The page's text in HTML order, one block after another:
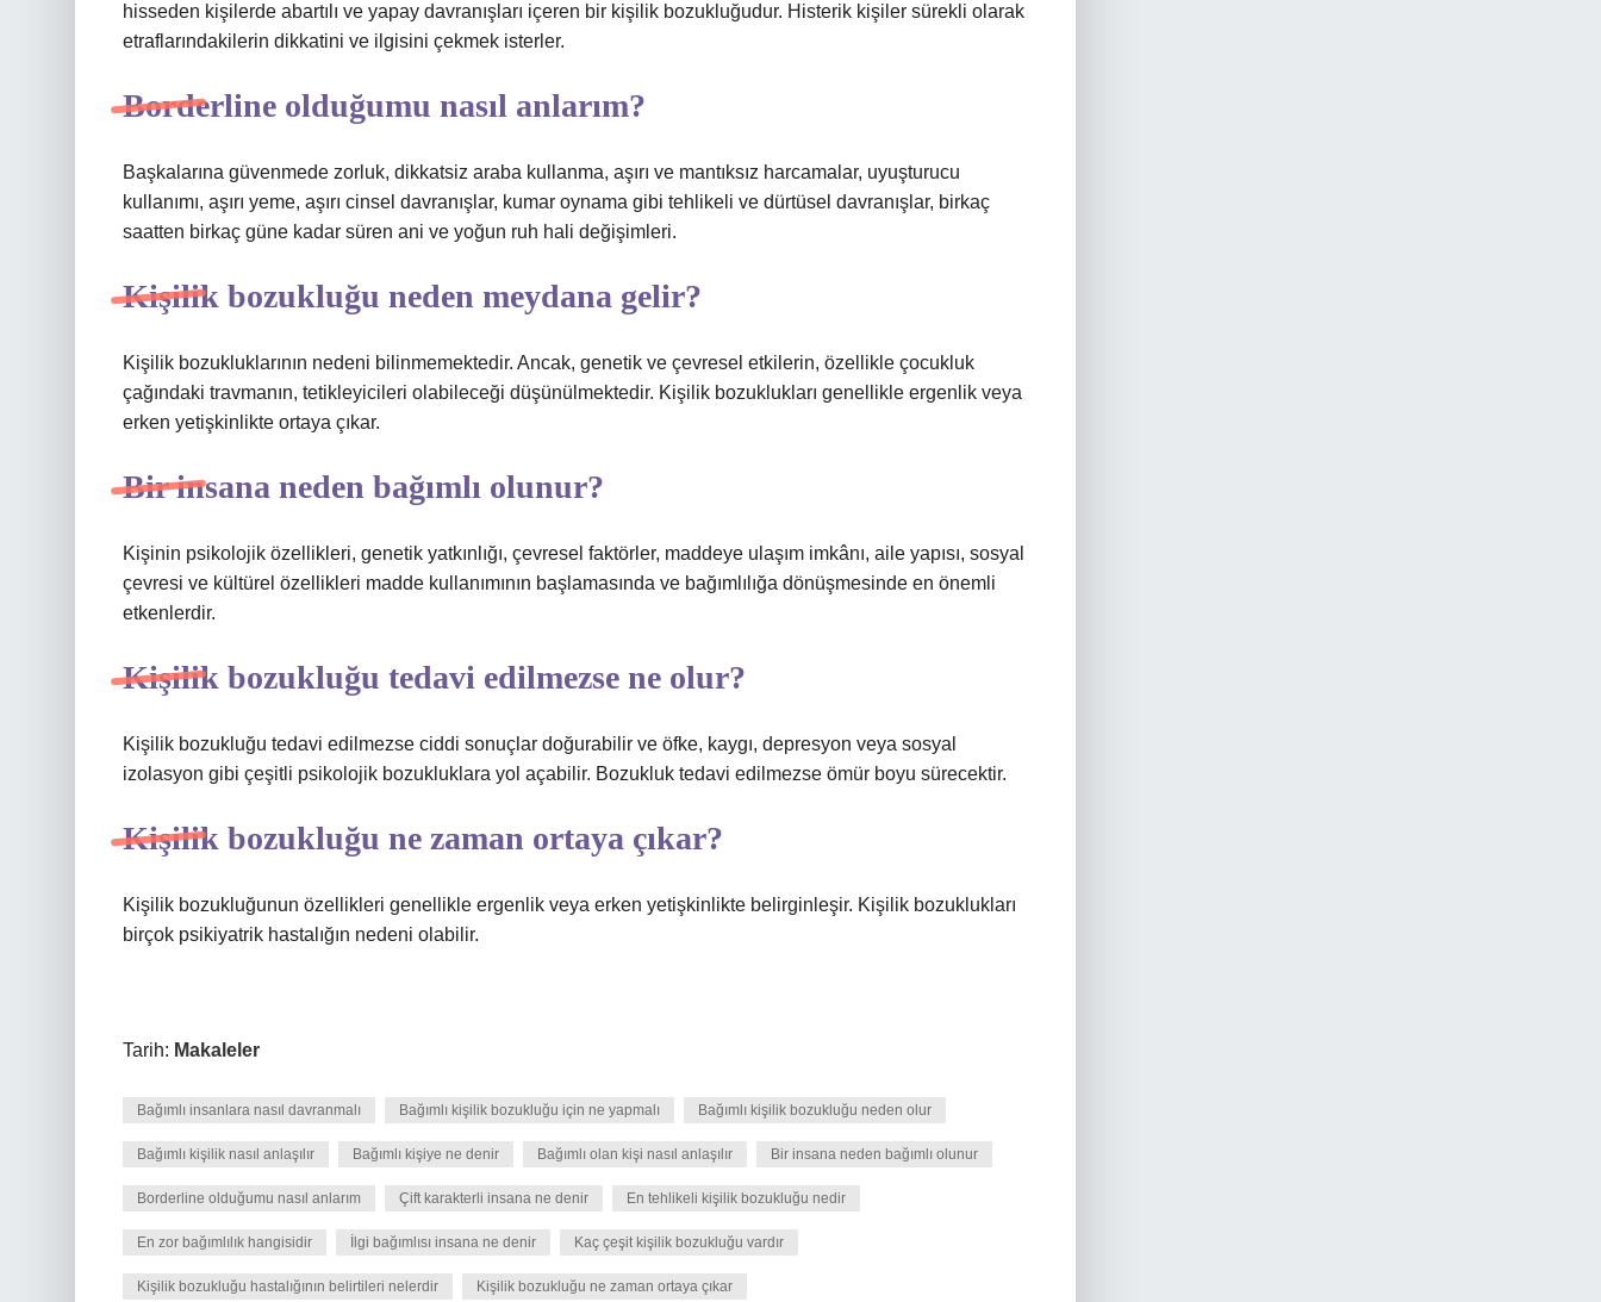
hisseden kişilerde abartılı ve yapay davranışları içeren bir kişilik bozukluğudur. Histerik kişiler sürekli olarak
etraflarındakilerin dikkatini ve ilgisini çekmek isterler.
Borderline olduğumu nasıl anlarım?
Başkalarına güvenmede zorluk, dikkatsiz araba kullanma, aşırı ve mantıksız harcamalar, uyuşturucu
kullanımı, aşırı yeme, aşırı cinsel davranışlar, kumar oynama gibi tehlikeli ve dürtüsel davranışlar, birkaç
saatten birkaç güne kadar süren ani ve yoğun ruh hali değişimleri.
Kişilik bozukluğu neden meydana gelir?
Kişilik bozukluklarının nedeni bilinmemektedir. Ancak, genetik ve çevresel etkilerin, özellikle çocukluk
çağındaki travmanın, tetikleyicileri olabileceği düşünülmektedir. Kişilik bozuklukları genellikle ergenlik veya
erken yetişkinlikte ortaya çıkar.
Bir insana neden bağımlı olunur?
Kişinin psikolojik özellikleri, genetik yatkınlığı, çevresel faktörler, maddeye ulaşım imkânı, aile yapısı, sosyal
çevresi ve kültürel özellikleri madde kullanımının başlamasında ve bağımlılığa dönüşmesinde en önemli
etkenlerdir.
Kişilik bozukluğu tedavi edilmezse ne olur?
Kişilik bozukluğu tedavi edilmezse ciddi sonuçlar doğurabilir ve öfke, kaygı, depresyon veya sosyal
izolasyon gibi çeşitli psikolojik bozukluklara yol açabilir. Bozukluk tedavi edilmezse ömür boyu sürecektir.
Kişilik bozukluğu ne zaman ortaya çıkar?
Kişilik bozukluğunun özellikleri genellikle ergenlik veya erken yetişkinlikte belirginleşir. Kişilik bozuklukları
birçok psikiyatrik hastalığın nedeni olabilir.
Tarih: Makaleler
Bağımlı insanlara nasıl davranmalı Bağımlı kişilik bozukluğu için ne yapmalı Bağımlı kişilik bozukluğu neden olur
Bağımlı kişilik nasıl anlaşılır Bağımlı kişiye ne denir Bağımlı olan kişi nasıl anlaşılır Bir insana neden bağımlı olunur
Borderline olduğumu nasıl anlarım Çift karakterli insana ne denir En tehlikeli kişilik bozukluğu nedir
En zor bağımlılık hangisidir İlgi bağımlısı insana ne denir Kaç çeşit kişilik bozukluğu vardır
Kişilik bozukluğu hastalığının belirtileri nelerdir Kişilik bozukluğu ne zaman ortaya çıkar